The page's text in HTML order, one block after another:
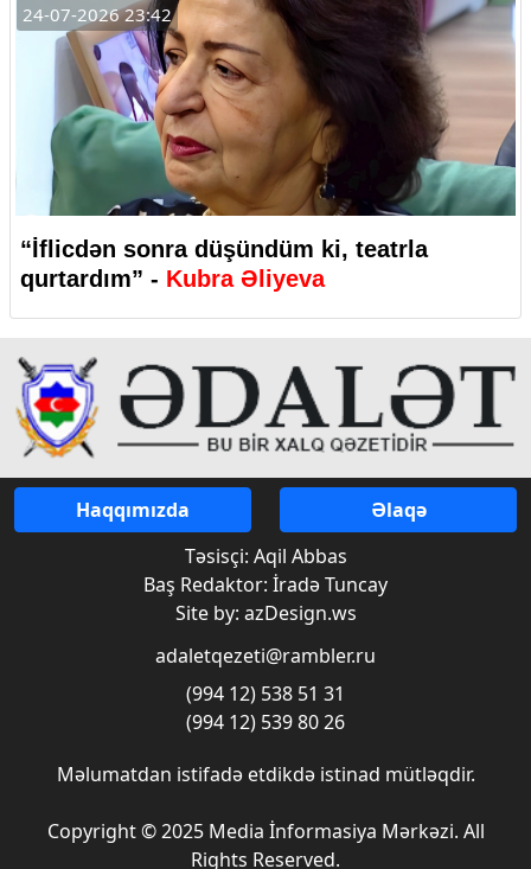
24-07-2026 23:42
“İflicdən sonra düşündüm ki, teatrla
qurtardım” - Kubra Əliyeva
Haqqımızda
Əlaqə
Təsisçi: Aqil Abbas
Baş Redaktor: İradə Tuncay
Site by: azDesign.ws
adaletqezeti@rambler.ru
(994 12) 538 51 31
(994 12) 539 80 26
Məlumatdan istifadə etdikdə istinad mütləqdir.
Copyright © 2025 Media İnformasiya Mərkəzi. All
Rights Reserved.